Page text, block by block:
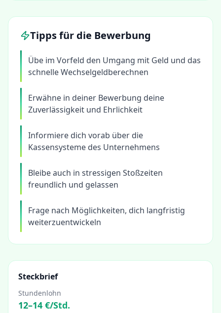
Tipps für die Bewerbung
Übe im Vorfeld den Umgang mit Geld und das
schnelle Wechselgeldberechnen
Erwähne in deiner Bewerbung deine
Zuverlässigkeit und Ehrlichkeit
Informiere dich vorab über die
Kassensysteme des Unternehmens
Bleibe auch in stressigen Stoßzeiten
freundlich und gelassen
Frage nach Möglichkeiten, dich langfristig
weiterzuentwickeln
Steckbrief
Stundenlohn
12–14 €/Std.